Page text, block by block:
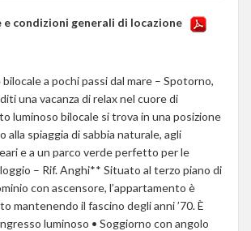
e condizioni generali di locazione
a pochi passi dal mare – Spotorno,
una vacanza di relax nel cuore di
luminoso bilocale si trova in una posizione
alla spiaggia di sabbia naturale, agli
e a un parco verde perfetto per le
– Rif. Anghi** Situato al terzo piano di
con ascensore, l’appartamento è
mantenendo il fascino degli anni ’70. È
luminoso • Soggiorno con angolo